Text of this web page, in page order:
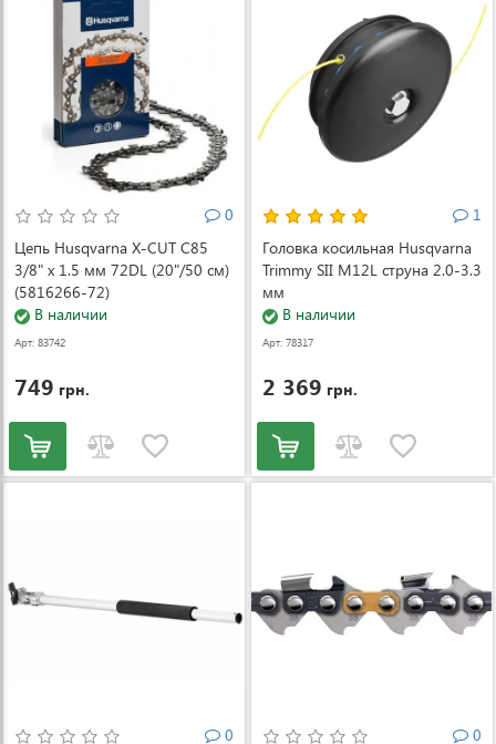
0
Цепь Husqvarna X-CUT C85
3/8" x 1.5 мм 72DL (20"/50 см)
(5816266-72)
В наличии
Арт: 83742
749 грн.
1
Головка косильная Husqvarna
Trimmy SII M12L струна 2.0-3.3
мм
В наличии
Арт: 78317
2 369 грн.
0 0